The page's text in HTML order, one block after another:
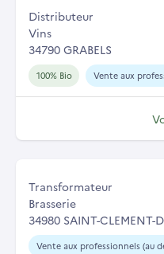
Distributeur
Vins
34790 GRABELS
100% Bio Vente aux
Transformateur
Brasserie
34980 SAINT-CLEMENT-
Vente aux professionnels (au